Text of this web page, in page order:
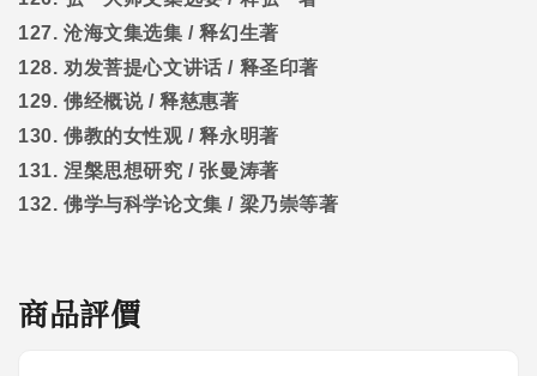
127. 沧海文集选集 /释幻生著
128. 劝发菩提心文讲话 / 释圣印著
129. 佛经概说/释慈惠著
130. 佛教的女性观/释永明著
131. 涅槃思想研究 /张曼涛著
132. 佛学与科学论文集 / 梁乃崇等著
商品評價